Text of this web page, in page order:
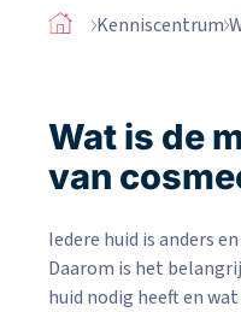
Kenniscentrum
Wat is de
van
Iedere huid is anders
Daarom is het
huid nodig heeft en